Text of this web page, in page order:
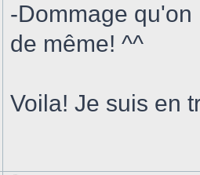
-Dommage
de même! ^^
Voila! Je suis en